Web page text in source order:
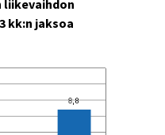
liikevaihdon
kk:n jaksoa